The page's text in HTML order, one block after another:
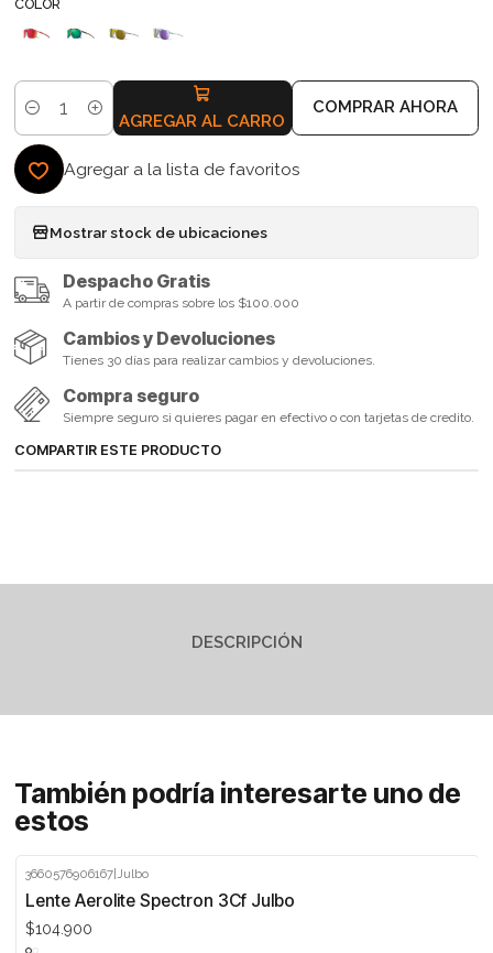
COLOR
Cantidad AGREGAR AL CARRO
COMPRAR AHORA
Agregar a la lista de favoritos
Mostrar stock de ubicaciones
Despacho Gratis
A partir de compras sobre los $100.000
Cambios y Devoluciones
Tienes 30 días para realizar cambios y devoluciones.
Compra seguro
Siempre seguro si quieres pagar en efectivo o con tarjetas de credito.
COMPARTIR ESTE PRODUCTO
DESCRIPCIÓN
También podría interesarte uno de
estos
3660576906167|Julbo
Lente Aerolite Spectron 3Cf Julbo
$104.900